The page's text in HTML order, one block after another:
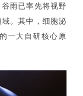
雨已率先将视野
。其中，细胞泌
一大自研核心原